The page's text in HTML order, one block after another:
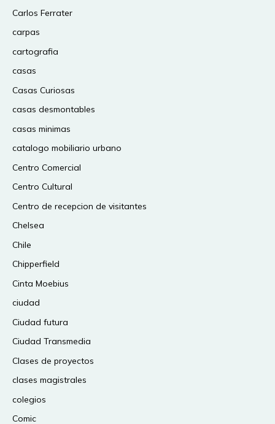
Carlos Ferrater
carpas
cartografia
casas
Casas Curiosas
casas desmontables
casas minimas
catalogo mobiliario urbano
Centro Comercial
Centro Cultural
Centro de recepcion de visitantes
Chelsea
Chile
Chipperfield
Cinta Moebius
ciudad
Ciudad futura
Ciudad Transmedia
Clases de proyectos
clases magistrales
colegios
Comic